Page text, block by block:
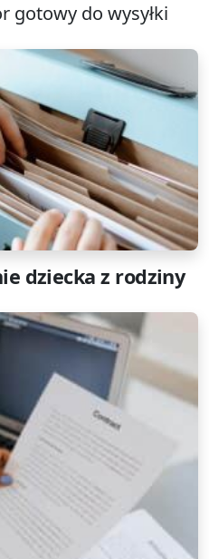
gotowy do wysyłki
dziecka z rodziny